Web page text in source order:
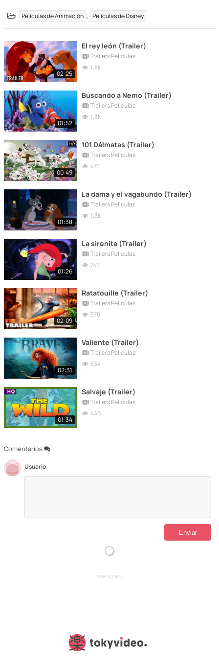
Películas de Animación , Películas de Disney
Comentarios
Usuario
02:25
El rey león (Trailer)
Trailers Peliculas
1,8k
01:52
Buscando a Nemo (Trailer)
Trailers Peliculas
1,3k
00:49
101 Dálmatas (Trailer)
Trailers Peliculas
471
01:38
La dama y el vagabundo (Trailer)
Trailers Peliculas
1,3k
01:26
La sirenita (Trailer)
Trailers Peliculas
741
02:09
Ratatouille (Trailer)
Trailers Peliculas
570
02:31
Valiente (Trailer)
Trailers Peliculas
834
01:34
Salvaje (Trailer)
Trailers Peliculas
446
PUBLICIDAD